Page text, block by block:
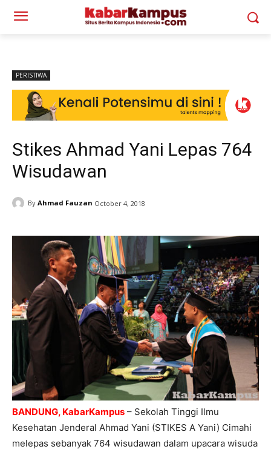
PERISTIWA
Stikes Ahmad Yani Lepas 764
Wisudawan
By Ahmad Fauzan October 4, 2018
BANDUNG, KabarKampus – Sekolah Tinggi Ilmu
Kesehatan Jenderal Ahmad Yani (STIKES A Yani) Cimahi
melepas sebanyak 764 wisudawan dalam upacara wisuda